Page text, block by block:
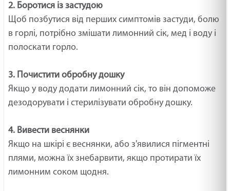
2. Боротися із застудою
Щоб позбутися від перших симптомів застуди, болю
в горлі, потрібно змішати лимонний сік, мед і воду і
полоскати горло.
3. Почистити обробну дошку
Якщо у воду додати лимонний сік, то він допоможе
дезодорувати і стерилізувати обробну дошку.
4. Вивести веснянки
Якщо на шкірі є веснянки, або з'явилися пігментні
плями, можна їх знебарвити, якщо протирати їх
лимонним соком щодня.